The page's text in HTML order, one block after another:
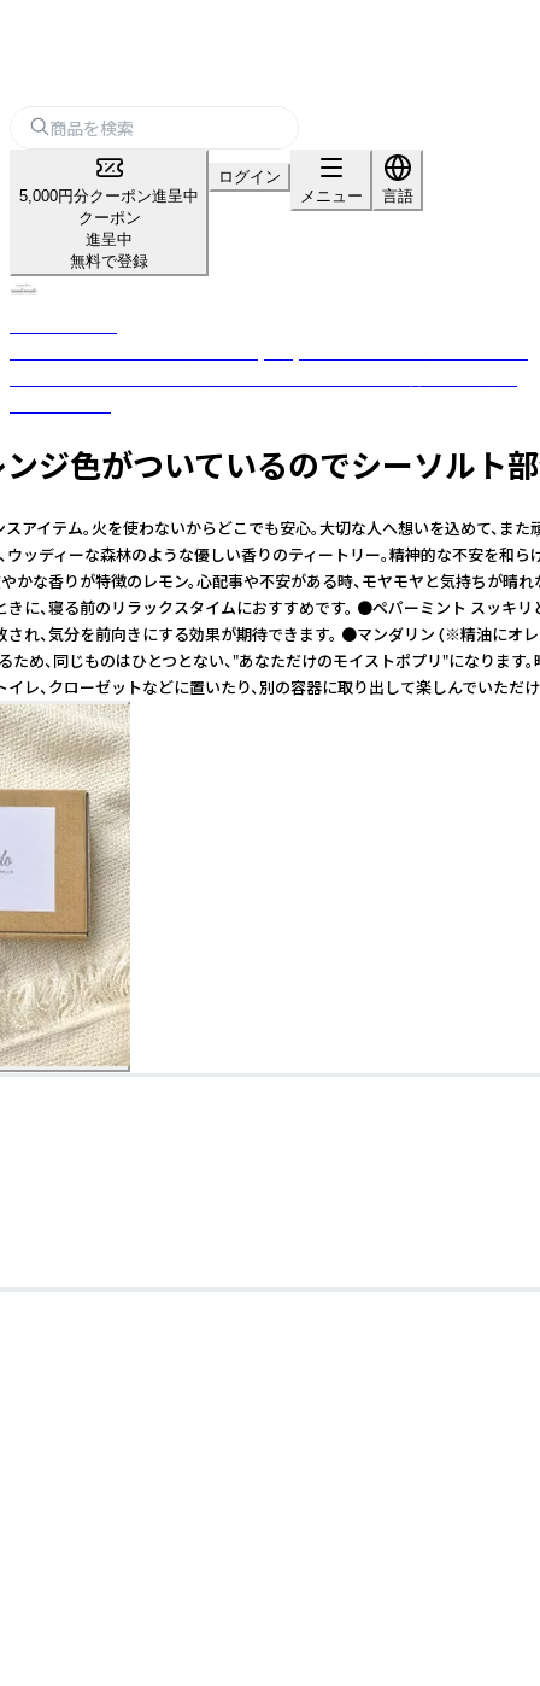
5,000円分クーポン進呈中
クーポン
進呈中
無料で登録
ログイン
メニュー
言語
色がついているのでシーソルト部
テム。火を使わないからどこでも安心。大切な人へ想いを込め
ィーな森林のような優しい香りのティートリー。精神的な不安
りが特徴のレモン。心配事や不安がある時、モヤモヤと気持ち
寝る前のリラックスタイムにおすすめです。 ●ペパーミント ス
気分を前向きにする効果が期待できます。 ●マンダリン (※精油
同じものはひとつとない、"あなただけのモイストポプリ"になり
レ、クローゼットなどに置いたり、別の容器に取り出して楽しんでいただ